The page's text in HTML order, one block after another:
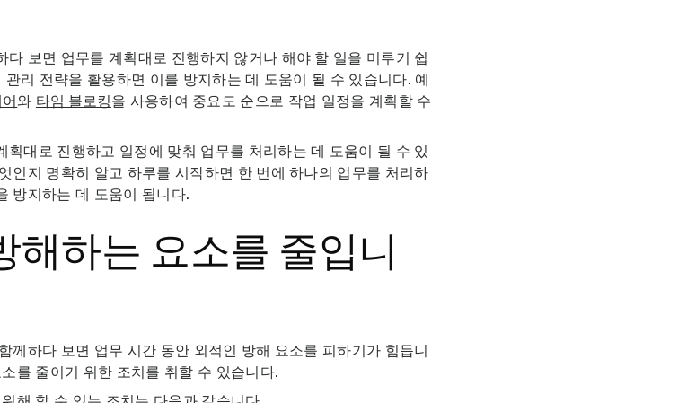
다 보면 업무를 계획대로 진행하지 않거나 해야 할 일을 미루기 쉽
리 전략을 활용하면 이를 방지하는 데 도움이 될 수 있습니다. 예
와 타임 블로킹을 사용하여 중요도 순으로 작업 일정을 계획할 수
획대로 진행하고 일정에 맞춰 업무를 처리하는 데 도움이 될 수 있
인지 명확히 알고 하루를 시작하면 한 번에 하나의 업무를 처리하
방지하는 데 도움이 됩니다.
해하는 요소를 줄입니
께하다 보면 업무 시간 동안 외적인 방해 요소를 피하기가 힘듭니
를 줄이기 위한 조치를 취할 수 있습니다.